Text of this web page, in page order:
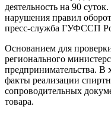
деятельность на 90
нарушения правил
пресс-служба ГУФССП
Основанием для
регионального
предпринимательства. В
факты реализации
сопроводительных
товара.